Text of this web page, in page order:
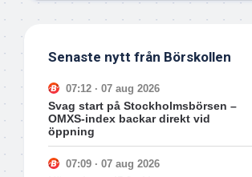
Senaste nytt från Börskollen
07:12 · 07 aug 2026
Svag start på Stockholmsbörsen –
OMXS-index backar direkt vid
öppning
07:09 · 07 aug 2026